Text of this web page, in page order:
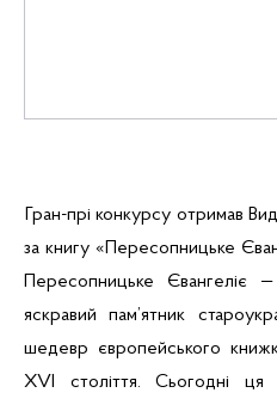
Гран-прі конкурсу отримав
за книгу « Пересопницьке
Пересопницьке Євангеліє —
яскравий пам’ятник
шедевр європейського
XVI століття. Сьогодні ця